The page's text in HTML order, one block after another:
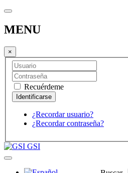
MENU
×
Recuérdeme
¿Recordar usuario?
¿Recordar contraseña?
GSI